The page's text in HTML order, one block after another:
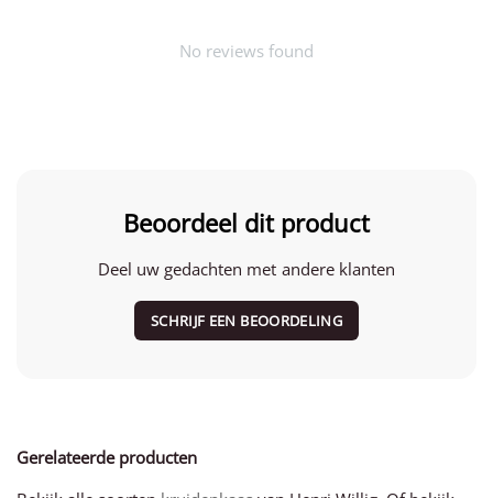
No reviews found
Beoordeel dit product
Deel uw gedachten met andere klanten
SCHRIJF EEN BEOORDELING
Gerelateerde producten